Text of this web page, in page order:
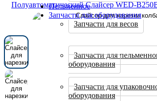
Пельменное
Запчасти для оборудования
Запчасти для весов
Запчасти для
оборудования
Запчасти для
оборудования
Полуавтоматический Слайсер WED-